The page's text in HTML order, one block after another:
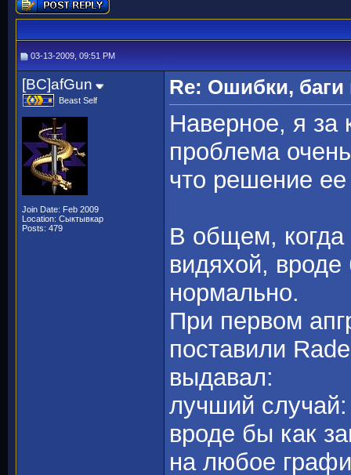
03-13-2009, 09:51 PM
[BC]afGun
Beast Self
Join Date: Feb 2009
Location: Сыктывкар
Posts: 479
Re: Ошибки, баги
Наверное, я за
проблема
что решение ее
В общем,
видяхой,
нормально.
При первом
поставили
выдавал:
лучший
вроде бы как
на любое